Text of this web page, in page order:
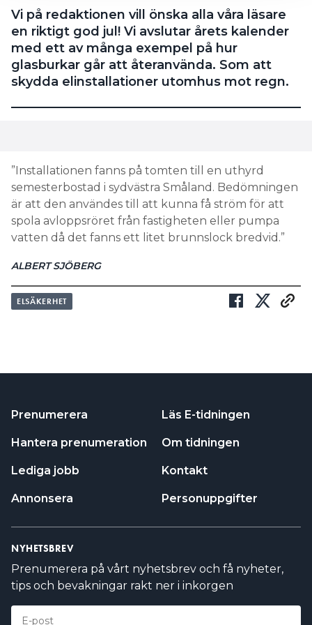
Vi på redaktionen vill önska alla våra läsare
en riktigt god jul! Vi avslutar årets kalender
med ett av många exempel på hur
glasburkar går att återanvända. Som att
skydda elinstallationer utomhus mot regn.
”Installationen fanns på tomten till en uthyrd
semesterbostad i sydvästra Småland. Bedömningen
är att den användes till att kunna få ström för att
spola avloppsröret från fastigheten eller pumpa
vatten då det fanns ett litet brunnslock bredvid.”
ALBERT SJÖBERG
ELSÄKERHET
Prenumerera
Hantera prenumeration
Lediga jobb
Annonsera
Läs E-tidningen
Om tidningen
Kontakt
Personuppgifter
NYHETSBREV
Prenumerera på vårt nyhetsbrev och få nyheter,
tips och bevakningar rakt ner i inkorgen